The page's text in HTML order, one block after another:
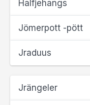
Halfjehangs
Jömerpott -pött
Jraduus
Jrängeler